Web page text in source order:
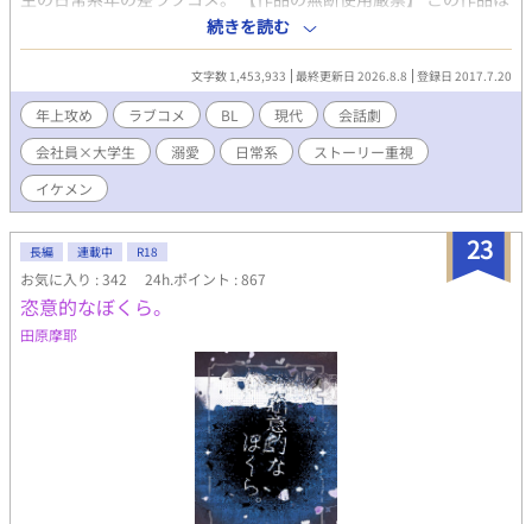
アルファポリス・エブリスタ以外では公開いたしておりません。
他の創作サイトや動画サイト等、記載した二箇所以外の媒体で公
開されている同一内容の作品は、文章・音声等の表示方法に関わ
らず全て無断使用です。 人物像や物語の背景、創作の意図をはじ
め、無断使用によって作品のイメージが損なわれるリスクが高い
ことも想定されます。 見かけても閲覧・再生等をなさいませんよ
う、皆様方のご協力を頂けると幸いです。 タイトルや見出しは差
し替えたうえで本編・本文に同一性が認めらる無断使用のケース
もあるため、同様にご注意くださいませ。 『作品の無断使用禁
私自身がわこ名義で掲載した全作品は、私わこ自身が著作権を有
するオリジナル作品であり、創作物の全部・一部を問わず無断使
用の一切をお断りします。』 ※この物語はフィクションです。 ※
現時点で小説の公開対象範囲は全年齢となっております。しばら
くはこのまま指定なしで更新を続ける予定ですが、アルファポリ
スさんのガイドラインに合わせて今後変更する場合があります。
（2020.11.8） ■2025.12.14 285話のタイトルを「おみやげ何
にする? Ⅲ」から変更しました。 ■2025.11.29 294話のタイト
ルを「赤い川」から変更しました。 ■2024.03.09 2月2日にわざ
わざサイトの方へ誤変換のお知らせをくださった方、どうもあり
がとうございました。瀬名さんの名前が僧侶みたいになっていた
のに全く気付いていなかったので助かりました! ■2024.03.09
195話/196話のタイトルを変更しました。 ■2020.10.25 25話目
続きを読む
文字数 1,453,933 最終更新日 2026.8.8 登録日 2017.7.20
年上攻め ラブコメ BL 現代
会話劇
会社員×大学生
溺愛 日常系
ストーリー重視
イケメン
23
長編 連載中 R18
お気に入り : 342 24h.ポイント : 867
恣意的なぼくら。
田原摩耶